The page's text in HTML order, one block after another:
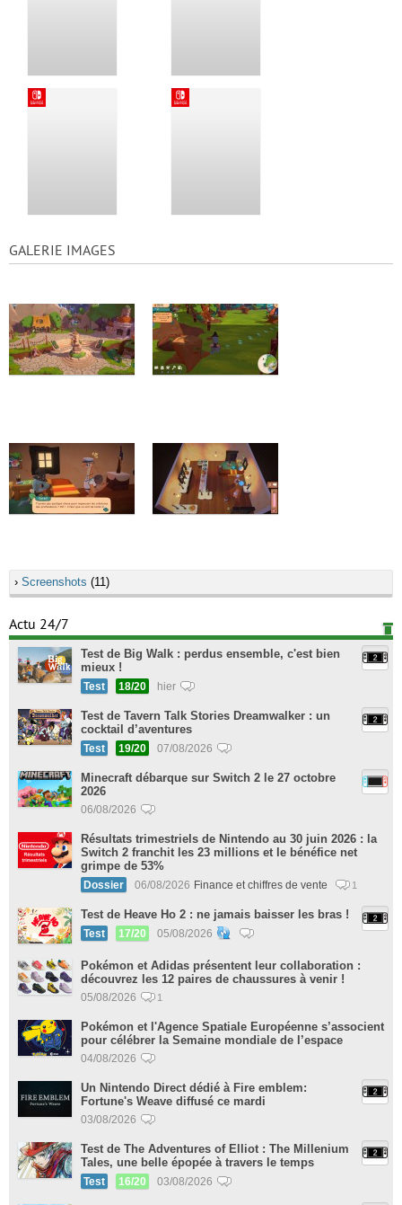
GALERIE IMAGES
› Screenshots (11)
Actu 24/7
Test de Big Walk : perdus ensemble, c'est bien
mieux !
Test 18/20 hier
Test de Tavern Talk Stories Dreamwalker : un
cocktail d’aventures
Test 19/20 07/08/2026
Minecraft débarque sur Switch 2 le 27 octobre
2026
06/08/2026
Résultats trimestriels de Nintendo au 30 juin 2026 : la
Switch 2 franchit les 23 millions et le bénéfice net
grimpe de 53%
Dossier 06/08/2026 Finance et chiffres de vente 1
Test de Heave Ho 2 : ne jamais baisser les bras !
Test 17/20 05/08/2026
Pokémon et Adidas présentent leur collaboration :
découvrez les 12 paires de chaussures à venir !
05/08/2026 1
Pokémon et l'Agence Spatiale Européenne s’associent
pour célébrer la Semaine mondiale de l’espace
04/08/2026
Un Nintendo Direct dédié à Fire emblem:
Fortune's Weave diffusé ce mardi
03/08/2026
Test de The Adventures of Elliot : The Millenium
Tales, une belle épopée à travers le temps
Test 16/20 03/08/2026